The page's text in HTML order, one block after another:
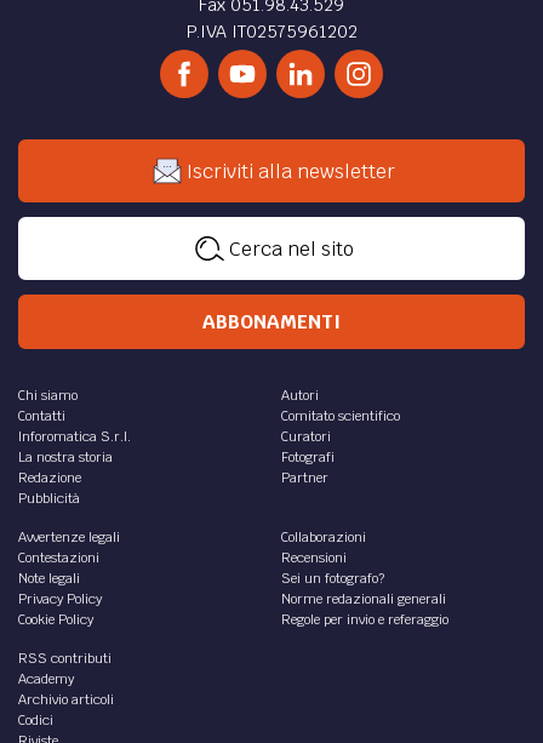
CASHBACK: alcuni profili giuridici del
decreto ministeriale n. 156/2020
Prima parte di un'approfondita analisi sull'istituto del
Angelo Lucarella
ATTUALITÀ /
È arrivato il freddo, ma non il fuoco
Quando faceva davvero fretto e non c’era il bolier … buio,
diRiccardo Ruggeri
DIRITTO / Pronto intervento forense
Per la ragionevolezza delle regole, IBL i offrire assistenza
legale a coloro i quali dovessero vedersi contestare il
mancato rispetto del DPCM.
diIbl - Istituto Bruno Leoni
ATTUALITÀ /
Bonus Extra Cashback di Natale: dall’8
diritto al rimborso del 10% fino a 150 euro.
Scopri come ottenere il rimborso
Dall'8 dicembre e fino al 31 dicembre, con Extra Cashback